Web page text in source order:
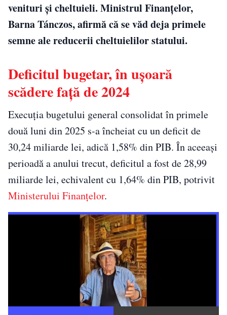
venituri și cheltuieli. Ministrul Finanțelor,
Barna Tánczos, afirmă că se văd deja primele
semne ale reducerii cheltuielilor statului.
Deficitul bugetar, în ușoară
scădere față de 2024
Execuția bugetului general consolidat în primele
două luni din 2025 s-a încheiat cu un deficit de
30,24 miliarde lei, adică 1,58% din PIB. În aceeași
perioadă a anului trecut, deficitul a fost de 28,99
miliarde lei, echivalent cu 1,64% din PIB, potrivit
Ministerului Finanțelor.